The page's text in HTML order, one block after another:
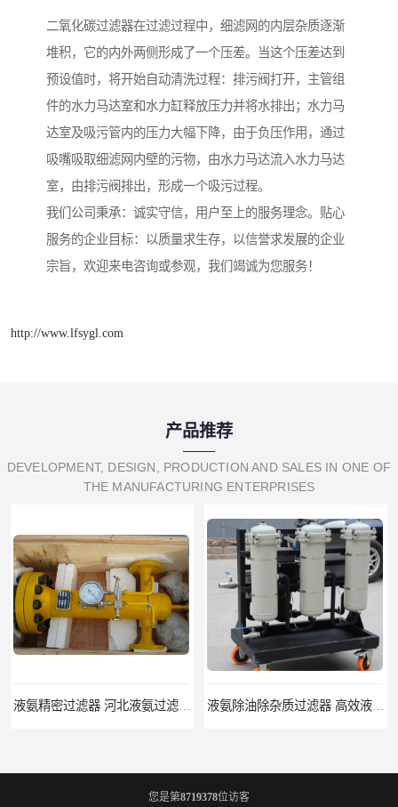
二氧化碳过滤器在过滤过程中，细滤网的内层杂质逐渐
堆积，它的内外两侧形成了一个压差。当这个压差达到
预设值时，将开始自动清洗过程：排污阀打开，主管组
件的水力马达室和水力缸释放压力并将水排出；水力马
达室及吸污管内的压力大幅下降，由于负压作用，通过
吸嘴吸取细滤网内壁的污物，由水力马达流入水力马达
室，由排污阀排出，形成一个吸污过程。
我们公司秉承：诚实守信，用户至上的服务理念。贴心
服务的企业目标：以质量求生存，以信誉求发展的企业
宗旨，欢迎来电咨询或参观，我们竭诚为您服务！
http://www.lfsygl.com
产品推荐
DEVELOPMENT, DESIGN, PRODUCTION AND SALES IN ONE OF
THE MANUFACTURING ENTERPRISES
您是第8719378位访客